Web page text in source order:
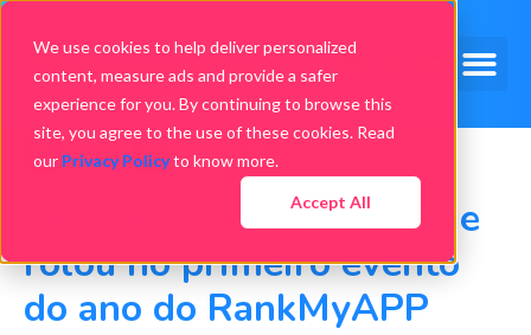
We use cookies to help deliver personalized
content, measure ads and provide a safer
experience for you. By continuing to browse this
site, you agree to the use of these cookies. Read
our Privacy Policyto know more.
Accept All
Mobile Coffee: tudo o que
rolou no primeiro evento
do ano do RankMyAPP